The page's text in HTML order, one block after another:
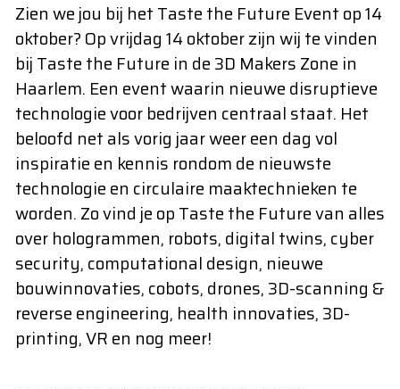
Zien we jou bij het Taste the Future Event op 14
oktober? Op vrijdag 14 oktober zijn wij te vinden
bij Taste the Future in de 3D Makers Zone in
Haarlem. Een event waarin nieuwe disruptieve
technologie voor bedrijven centraal staat. Het
beloofd net als vorig jaar weer een dag vol
inspiratie en kennis rondom de nieuwste
technologie en circulaire maaktechnieken te
worden. Zo vind je op Taste the Future van alles
over hologrammen, robots, digital twins, cyber
security, computational design, nieuwe
bouwinnovaties, cobots, drones, 3D-scanning &
reverse engineering, health innovaties, 3D-
printing, VR en nog meer!